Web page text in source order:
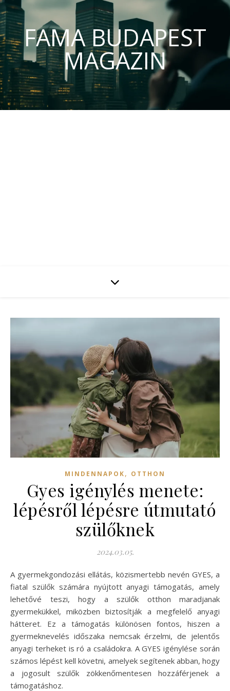
FAMA BUDAPEST
MAGAZIN
MINDENNAPOK, OTTHON
Gyes igénylés menete:
lépésről lépésre útmutató
szülőknek
2024.03.05.
A gyermekgondozási ellátás, közismertebb nevén GYES, a
fiatal szülők számára nyújtott anyagi támogatás, amely
lehetővé teszi, hogy a szülők otthon maradjanak
gyermekükkel, miközben biztosítják a megfelelő anyagi
hátteret. Ez a támogatás különösen fontos, hiszen a
gyermeknevelés időszaka nemcsak érzelmi, de jelentős
anyagi terheket is ró a családokra. A GYES igénylése során
számos lépést kell követni, amelyek segítenek abban, hogy
a jogosult szülők zökkenőmentesen hozzáférjenek a
támogatáshoz.